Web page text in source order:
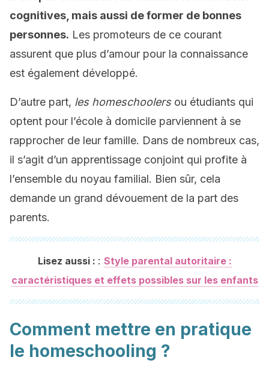
cognitives, mais aussi de former de bonnes
personnes. Les promoteurs de ce courant
assurent que plus d’amour pour la connaissance
est également développé.
D’autre part, les homeschoolers ou étudiants qui
optent pour l’école à domicile parviennent à se
rapprocher de leur famille. Dans de nombreux cas,
il s’agit d’un apprentissage conjoint qui profite à
l’ensemble du noyau familial. Bien sûr, cela
demande un grand dévouement de la part des
parents.
Lisez aussi : : Style parental autoritaire :
caractéristiques et effets possibles sur les enfants
Comment mettre en pratique
le homeschooling ?